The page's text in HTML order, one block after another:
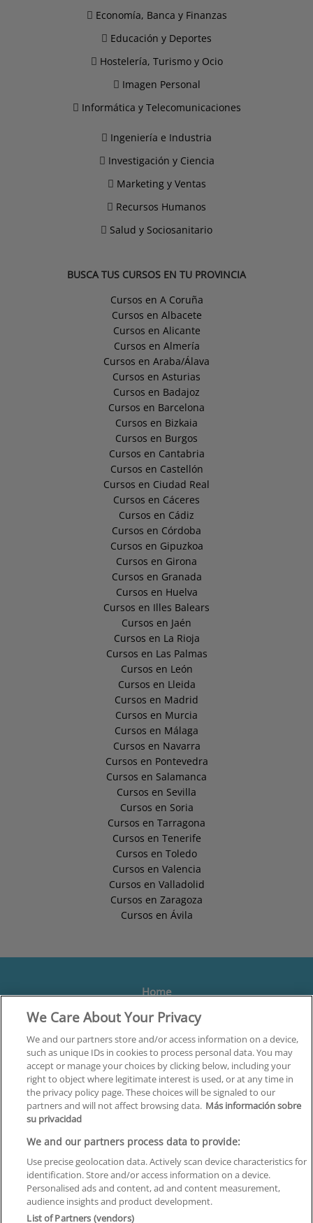
Economía, Banca y Finanzas
Educación y Deportes
Hostelería, Turismo y Ocio
Imagen Personal
Informática y Telecomunicaciones
Ingeniería e Industria
Investigación y Ciencia
Marketing y Ventas
Recursos Humanos
Salud y Sociosanitario
BUSCA TUS CURSOS EN TU PROVINCIA
Cursos en A Coruña
Cursos en Albacete
Cursos en Alicante
Cursos en Almería
Cursos en Araba/Álava
Cursos en Asturias
Cursos en Badajoz
Cursos en Barcelona
Cursos en Bizkaia
Cursos en Burgos
Cursos en Cantabria
Cursos en Castellón
Cursos en Ciudad Real
Cursos en Cáceres
Cursos en Cádiz
Cursos en Córdoba
Cursos en Gipuzkoa
Cursos en Girona
Cursos en Granada
Cursos en Huelva
Cursos en Illes Balears
Cursos en Jaén
Cursos en La Rioja
Cursos en Las Palmas
Cursos en León
Cursos en Lleida
Cursos en Madrid
Cursos en Murcia
Cursos en Málaga
Cursos en Navarra
Cursos en Pontevedra
Cursos en Salamanca
Cursos en Sevilla
Cursos en Soria
Cursos en Tarragona
Cursos en Tenerife
Cursos en Toledo
Cursos en Valencia
Cursos en Valladolid
Cursos en Zaragoza
Cursos en Ávila
Home
Formación
Centros
Orientación
Quiénes somos
Contacta
Aviso Legal
Política de Privacidad
Política de Cookies
Canal Ético
We Care About Your Privacy
We and our partners store and/or access information on a device,
such as unique IDs in cookies to process personal data. You may
accept or manage your choices by clicking below, including your
right to object where legitimate interest is used, or at any time in
the privacy policy page. These choices will be signaled to our
partners and will not affect browsing data. Más información sobre
su privacidad
We and our partners process data to provide:
Use precise geolocation data. Actively scan device characteristics for
identification. Store and/or access information on a device.
Personalised ads and content, ad and content measurement,
audience insights and product development.
List of Partners (vendors)